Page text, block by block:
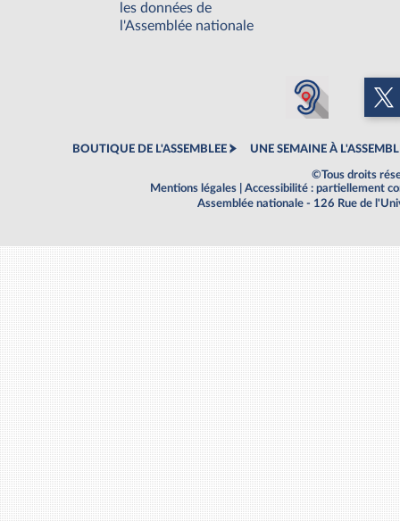
les données de
l'Assemblée nationale
BOUTIQUE DE L'ASSEMBLEE UNE SEMAINE À
©Tous droits
Mentions légales
Accessibilité : partiellement
Assemblée nationale - 126 Rue de